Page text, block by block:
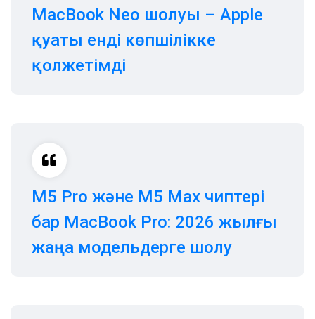
MacBook Neo шолуы – Apple
қуаты енді көпшілікке
қолжетімді
M5 Pro және M5 Max чиптері
бар MacBook Pro: 2026 жылғы
жаңа модельдерге шолу